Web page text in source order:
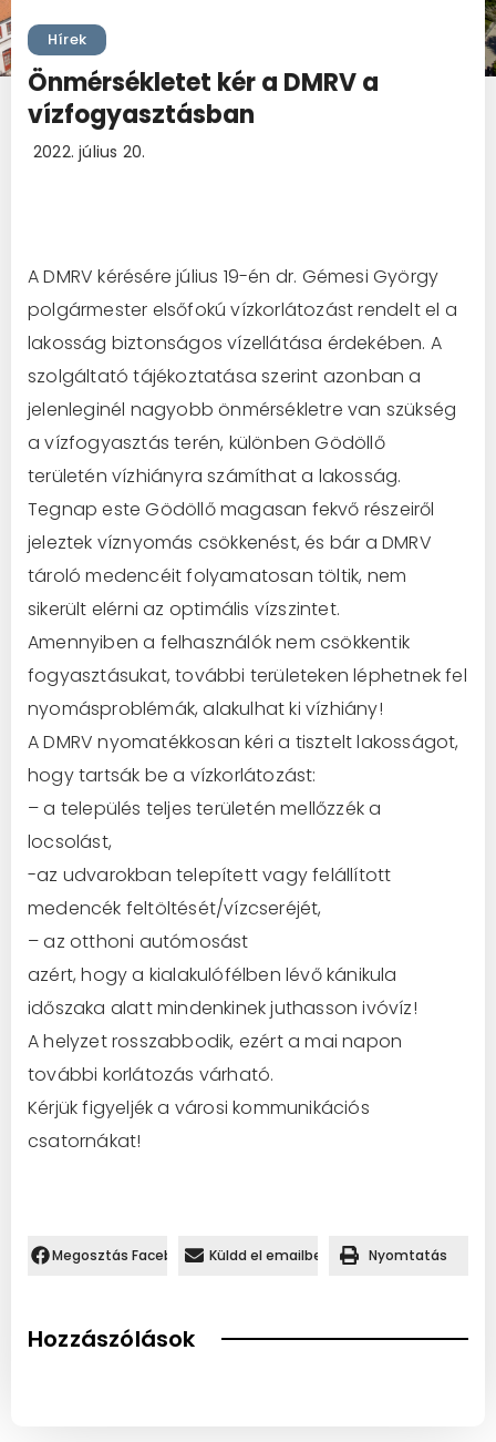
Hírek
Önmérsékletet kér a DMRV a
vízfogyasztásban
2022. július 20.
A DMRV kérésére július 19-én dr. Gémesi György
polgármester elsőfokú vízkorlátozást rendelt el a
lakosság biztonságos vízellátása érdekében. A
szolgáltató tájékoztatása szerint azonban a
jelenleginél nagyobb önmérsékletre van szükség
a vízfogyasztás terén, különben Gödöllő
területén vízhiányra számíthat a lakosság.
Tegnap este Gödöllő magasan fekvő részeiről
jeleztek víznyomás csökkenést, és bár a DMRV
tároló medencéit folyamatosan töltik, nem
sikerült elérni az optimális vízszintet.
Amennyiben a felhasználók nem csökkentik
fogyasztásukat, további területeken léphetnek fel
nyomásproblémák, alakulhat ki vízhiány!
A DMRV nyomatékkosan kéri a tisztelt lakosságot,
hogy tartsák be a vízkorlátozást:
– a település teljes területén mellőzzék a
locsolást,
-az udvarokban telepített vagy felállított
medencék feltöltését/vízcseréjét,
– az otthoni autómosást
azért, hogy a kialakulófélben lévő kánikula
időszaka alatt mindenkinek juthasson ivóvíz!
A helyzet rosszabbodik, ezért a mai napon
további korlátozás várható.
Kérjük figyeljék a városi kommunikációs
csatornákat!
Megosztás Facebookon.Küldd el emailben Nyomtatás
Hozzászólások